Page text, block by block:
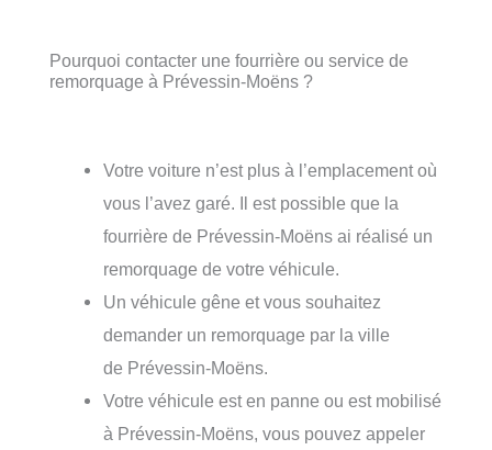
Pourquoi contacter une fourrière ou service de
remorquage à Prévessin-Moëns ?
Votre voiture n’est plus à l’emplacement où
vous l’avez garé. Il est possible que la
fourrière de Prévessin-Moëns ai réalisé un
remorquage de votre véhicule.
Un véhicule gêne et vous souhaitez
demander un remorquage par la ville
de Prévessin-Moëns.
Votre véhicule est en panne ou est mobilisé
à Prévessin-Moëns, vous pouvez appeler